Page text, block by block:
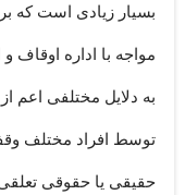
بسیار زیادی است که
مواجه با اداره اوقاف
به دلایل مختلفی اعم
توسط افراد مختلف
حقیقی یا حقوقی تعلقی